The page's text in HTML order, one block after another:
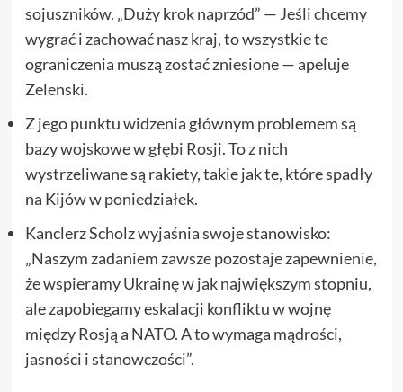
sojuszników. „Duży krok naprzód” — Jeśli chcemy
wygrać i zachować nasz kraj, to wszystkie te
ograniczenia muszą zostać zniesione — apeluje
Zelenski.
Z jego punktu widzenia głównym problemem są
bazy wojskowe w głębi Rosji. To z nich
wystrzeliwane są rakiety, takie jak te, które spadły
na Kijów w poniedziałek.
Kanclerz Scholz wyjaśnia swoje stanowisko:
„Naszym zadaniem zawsze pozostaje zapewnienie,
że wspieramy Ukrainę w jak największym stopniu,
ale zapobiegamy eskalacji konfliktu w wojnę
między Rosją a NATO. A to wymaga mądrości,
jasności i stanowczości”.